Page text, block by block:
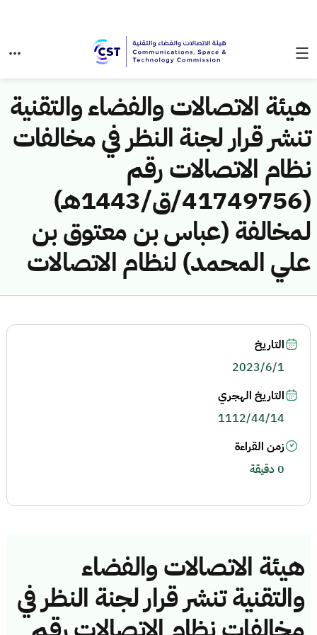
هيئة الاتصالات والفضاء والتقنية
تنشر قرار لجنة النظر في مخالفات
نظام الاتصالات رقم
(41749756/ق/1443هـ)
لمخالفة (عباس بن معتوق بن
علي المحمد) لنظام الاتصالات
هيئة الاتصالات والفضاء
والتقنية تنشر قرار لجنة النظر في
التاريخ
2023/6/1
التاريخ الهجري
1112/44/14
زمن القراءة
0 دقيقة